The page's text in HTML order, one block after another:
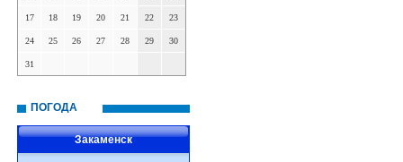
17 18 19 20 21 22 23
24 25 26 27 28 29 30
31
ПОГОДА
Закаменск